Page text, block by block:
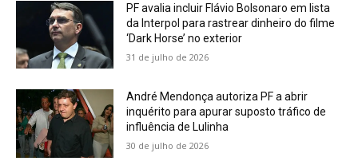
PF avalia incluir Flávio Bolsonaro em lista
da Interpol para rastrear dinheiro do filme
‘Dark Horse’ no exterior
31 de julho de 2026
André Mendonça autoriza PF a abrir
inquérito para apurar suposto tráfico de
influência de Lulinha
30 de julho de 2026